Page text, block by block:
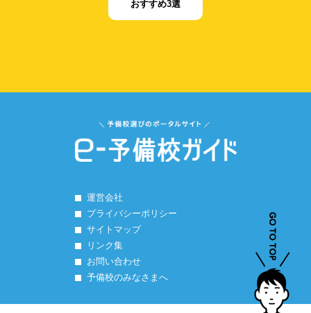
おすすめ3選
運営会社
プライバシーポリシー
サイトマップ
リンク集
お問い合わせ
予備校のみなさまへ